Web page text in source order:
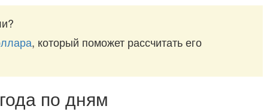
, который поможет рассчитать его
по дням